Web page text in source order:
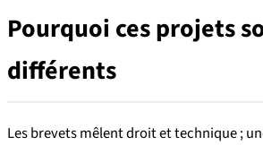
Pourquoi ces projets
différents
Les brevets mêlent droit et technique ;